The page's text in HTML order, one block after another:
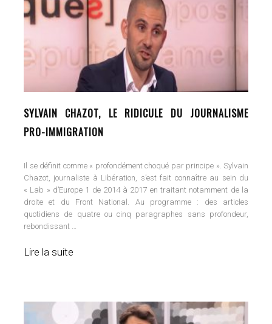
SYLVAIN CHAZOT, LE RIDICULE DU JOURNALISME
PRO-IMMIGRATION
Il se définit comme « profondément choqué par principe ». Sylvain
Chazot, journaliste à Libération, s’est fait connaître au sein du
« Lab » d’Europe 1 de 2014 à 2017 en traitant notamment de la
droite et du Front National. Au programme : des articles
quotidiens de quatre ou cinq paragraphes sans profondeur,
rebondissant …
Lire la suite